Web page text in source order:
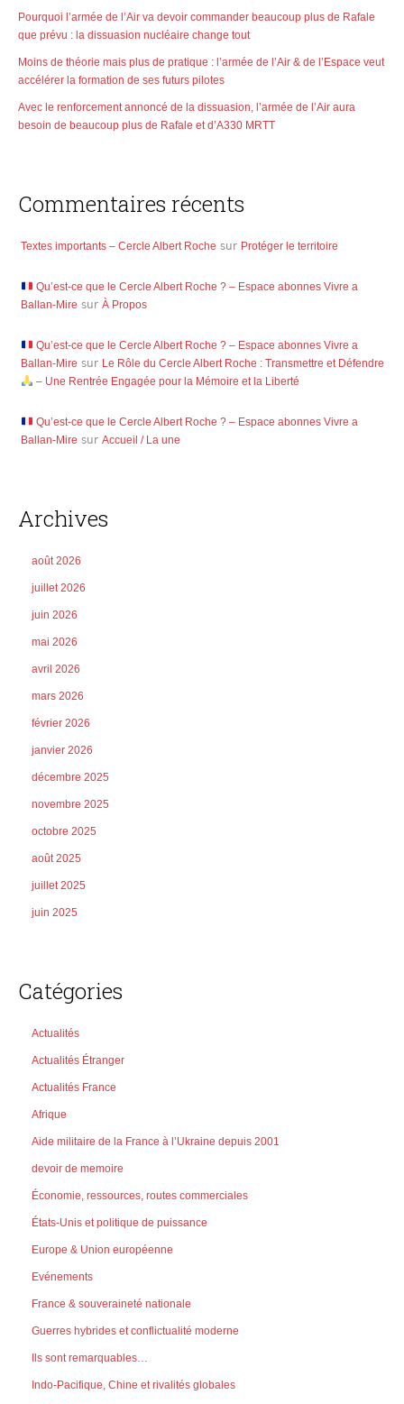
Pourquoi l’armée de l’Air va devoir commander beaucoup plus de Rafale
que prévu : la dissuasion nucléaire change tout
Moins de théorie mais plus de pratique : l’armée de l’Air & de l’Espace veut
accélérer la formation de ses futurs pilotes
Avec le renforcement annoncé de la dissuasion, l’armée de l’Air aura
besoin de beaucoup plus de Rafale et d’A330 MRTT
Commentaires récents
Textes importants – Cercle Albert Roche sur Protéger le territoire
Qu’est-ce que le Cercle Albert Roche ? – Espace abonnes Vivre a
Ballan-Mire sur À Propos
Qu’est-ce que le Cercle Albert Roche ? – Espace abonnes Vivre a
Ballan-Mire sur Le Rôle du Cercle Albert Roche : Transmettre et Défendre
– Une Rentrée Engagée pour la Mémoire et la Liberté
Qu’est-ce que le Cercle Albert Roche ? – Espace abonnes Vivre a
Ballan-Mire sur Accueil / La une
Archives
août 2026
juillet 2026
juin 2026
mai 2026
avril 2026
mars 2026
février 2026
janvier 2026
décembre 2025
novembre 2025
octobre 2025
août 2025
juillet 2025
juin 2025
Catégories
Actualités
Actualités Étranger
Actualités France
Afrique
Aide militaire de la France à l’Ukraine depuis 2001
devoir de memoire
Économie, ressources, routes commerciales
États-Unis et politique de puissance
Europe & Union européenne
Evénements
France & souveraineté nationale
Guerres hybrides et conflictualité moderne
Ils sont remarquables…
Indo-Pacifique, Chine et rivalités globales